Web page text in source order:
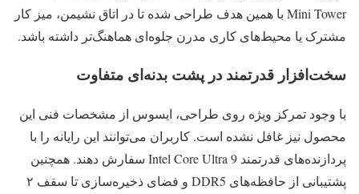
Mini Tower با همین هدف طراحی شده تا در اتاق نشیمن، میز کار
مشترک یا محیط‌های کاری مدرن جلوه‌ای هماهنگ‌تر داشته باشد.
سخت‌افزار قدرتمند در پشت بدنه‌ای متفاوت
با وجود تمرکز ویژه روی طراحی، ایسوس از مشخصات فنی این
محصول نیز غافل نشده است. کاربران می‌توانند این رایانه را با
پردازنده‌های قدرتمند Intel Core Ultra 9 سفارش دهند. همچنین
پشتیبانی از حافظه‌های DDR5 و فضای ذخیره‌سازی تا سقف ۲